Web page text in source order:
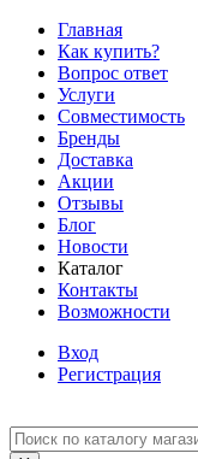
Главная
Как купить?
Вопрос ответ
Услуги
Совместимость
Бренды
Доставка
Акции
Отзывы
Блог
Новости
Каталог
Контакты
Возможности
Вход
Регистрация